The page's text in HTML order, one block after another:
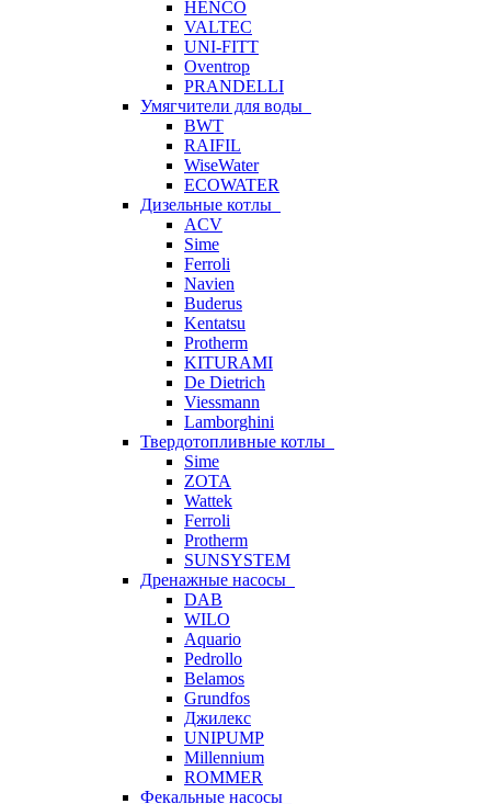
HENCO
VALTEC
UNI-FITT
Oventrop
PRANDELLI
Умягчители для воды
BWT
RAIFIL
WiseWater
ECOWATER
Дизельные котлы
ACV
Sime
Ferroli
Navien
Buderus
Kentatsu
Protherm
KITURAMI
De Dietrich
Viessmann
Lamborghini
Твердотопливные котлы
Sime
ZOTA
Wattek
Ferroli
Protherm
SUNSYSTEM
Дренажные насосы
DAB
WILO
Aquario
Pedrollo
Belamos
Grundfos
Джилекс
UNIPUMP
Millennium
ROMMER
Фекальные насосы